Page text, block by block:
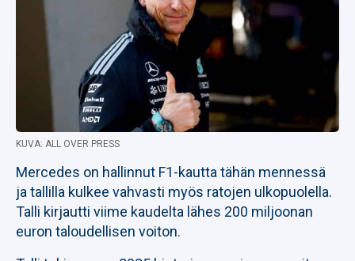
KUVA: ALL OVER PRESS
Mercedes on hallinnut F1-kautta tähän mennessä
ja tallilla kulkee vahvasti myös ratojen ulkopuolella.
Talli kirjautti viime kaudelta lähes 200 miljoonan
euron taloudellisen voiton.